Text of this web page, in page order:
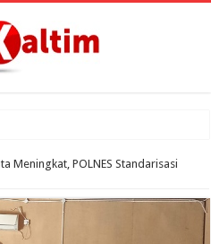
Meningkat, POLNES Standarisasi